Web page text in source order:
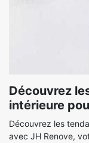
Découvrez
intérieure
Découvrez les
avec JH Renove,